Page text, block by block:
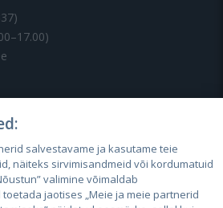
salvestavame ja kasutame teie
näiteks sirvimisandmeid või kordumatuid
valimine võimaldab
jaotises „Meie ja meie partnerid